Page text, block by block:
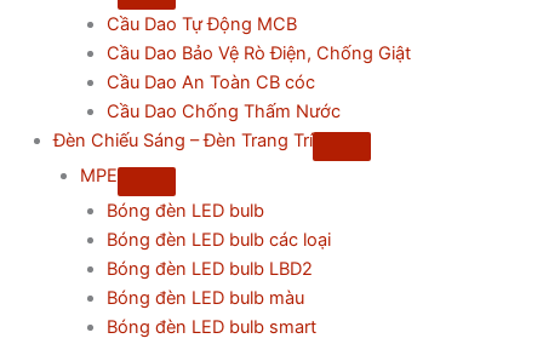
Cầu Dao Tự Động MCB
Cầu Dao Bảo Vệ Rò Điện, Chống Giật
Cầu Dao An Toàn CB cóc
Cầu Dao Chống Thấm Nước
Đèn Chiếu Sáng – Đèn Trang Trí
MPE
Bóng đèn LED bulb
Bóng đèn LED bulb các loại
Bóng đèn LED bulb LBD2
Bóng đèn LED bulb màu
Bóng đèn LED bulb smart